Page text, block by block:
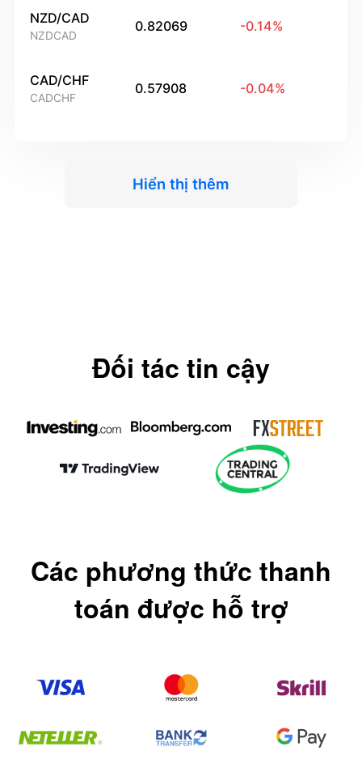
NZD/CAD
NZDCAD
0.82069 -0.14%
CAD/CHF
CADCHF
0.57908 -0.04%
Hiển thị thêm
Đối tác tin cậy
Các phương thức thanh
toán được hỗ trợ